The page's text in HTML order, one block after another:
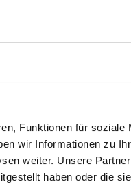
Funktionen für soziale
wir Informationen zu
weiter. Unsere
haben oder die
vdek-
Bei den
Kassen nach
01.08.2026. Um
Packungspreise
größeren
Cutimed Sorbion
20 cm PZN: